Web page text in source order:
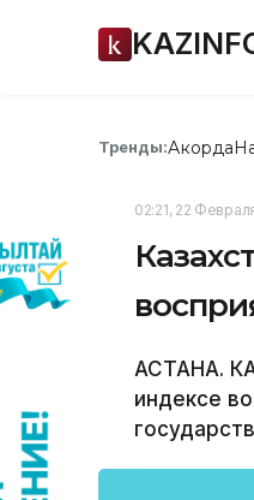
Тренды:Акорда
02:21, 22
АСТАНА.
индексе